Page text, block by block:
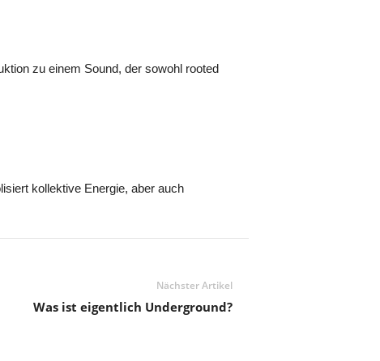
zu einem Sound, der sowohl rooted
kollektive Energie, aber auch
Nächster Artikel
Was ist eigentlich Underground?